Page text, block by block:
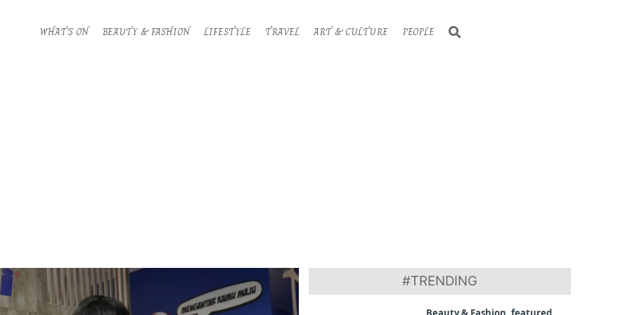
WHAT’S ON BEAUTY & FASHION LIFESTYLE TRAVEL ART & CULTURE PEOPLE Search
#TRENDING